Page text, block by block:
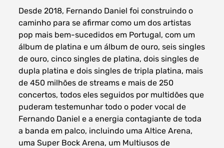
Desde 2018, Fernando Daniel foi construindo o
caminho para se afirmar como um dos artistas
pop mais bem-sucedidos em Portugal, com um
álbum de platina e um álbum de ouro, seis singles
de ouro, cinco singles de platina, dois singles de
dupla platina e dois singles de tripla platina, mais
de 450 milhões de streams e mais de 250
concertos, todos eles seguidos por multidões que
puderam testemunhar todo o poder vocal de
Fernando Daniel e a energia contagiante de toda
a banda em palco, incluindo uma Altice Arena,
uma Super Bock Arena, um Multiusos de